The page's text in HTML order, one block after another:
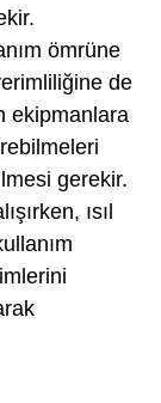
ömrüne
de
ekipmanlara
gerekir.
ısıl